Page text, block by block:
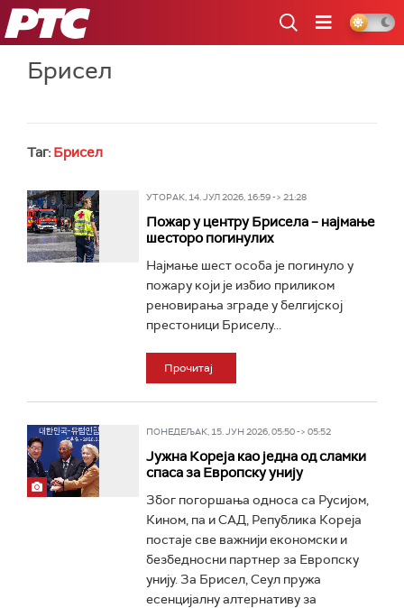
РТС
Брисел
Таг: Брисел
УТОРАК, 14. ЈУЛ 2026, 16:59 -> 21:28
Пожар у центру Брисела – најмање
шесторо погинулих
Најмање шест особа је погинуло у
пожару који је избио приликом
реновирања зграде у белгијској
престоници Бриселу...
Прочитај
ПОНЕДЕЉАК, 15. ЈУН 2026, 05:50 -> 05:52
Јужна Кореја као једна од сламки
спаса за Европску унију
Због погоршања односа са Русијом,
Кином, па и САД, Република Кореја
постаје све важнији економски и
безбедносни партнер за Европску
унију. За Брисел, Сеул пружа
есенцијалну алтернативу за